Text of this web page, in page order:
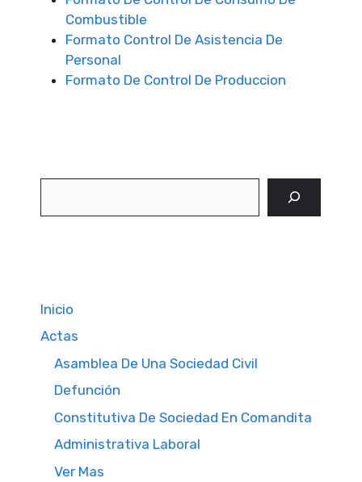
Combustible
Formato Control De Asistencia De
Personal
Formato De Control De Produccion
Inicio
Actas
Asamblea De Una Sociedad Civil
Defunción
Constitutiva De Sociedad En Comandita
Administrativa Laboral
Ver Mas